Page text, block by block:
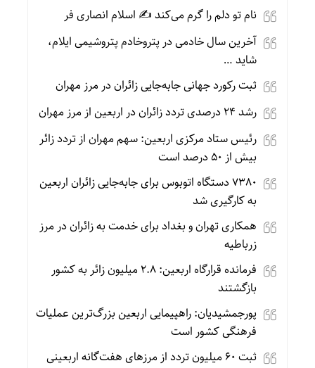
نام تو دلم را گرم می‌کند ✍️ اسلام انصاری فر
آخرین سال خادمی در پتروخادم پتروشیمی ایلام،
شاید …
ثبت رکورد جهانی جابه‌جایی زائران در مرز مهران
رشد ۲۴ درصدی تردد زائران در اربعین از مرز مهران
رئیس ستاد مرکزی اربعین: سهم مهران از تردد زائر
بیش از ۵۰ درصد است
۷۳۸۰ دستگاه اتوبوس برای جابه‌جایی زائران اربعین
به‌ کارگیری شد
همکاری تهران و بغداد برای خدمت به زائران در مرز
زرباطیه
فرمانده قرارگاه اربعین: ۲.۸ میلیون زائر به کشور
بازگشتند
پورجمشیدیان: راهپیمایی اربعین بزرگ‌ترین عملیات
فرهنگی کشور است
ثبت ۶۰ میلیون تردد از مرزهای هفت‌گانه اربعینی